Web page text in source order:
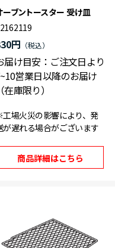
ーブントースター 受け皿
円
届け目安：ご注文日より
営業日以降のお届け
（在庫限り）
場火災の影響により、発
が遅れる場合がございます
商品詳細はこちら